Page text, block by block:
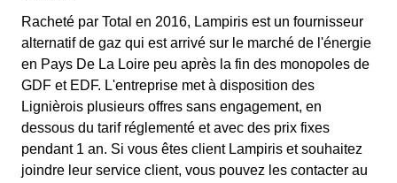
Racheté par Total en 2016, Lampiris est un fournisseur
alternatif de gaz qui est arrivé sur le marché de l'énergie
en Pays De La Loire peu après la fin des monopoles de
GDF et EDF. L'entreprise met à disposition des
Lignièrois plusieurs offres sans engagement, en
dessous du tarif réglementé et avec des prix fixes
pendant 1 an. Si vous êtes client Lampiris et souhaitez
joindre leur service client, vous pouvez les contacter au